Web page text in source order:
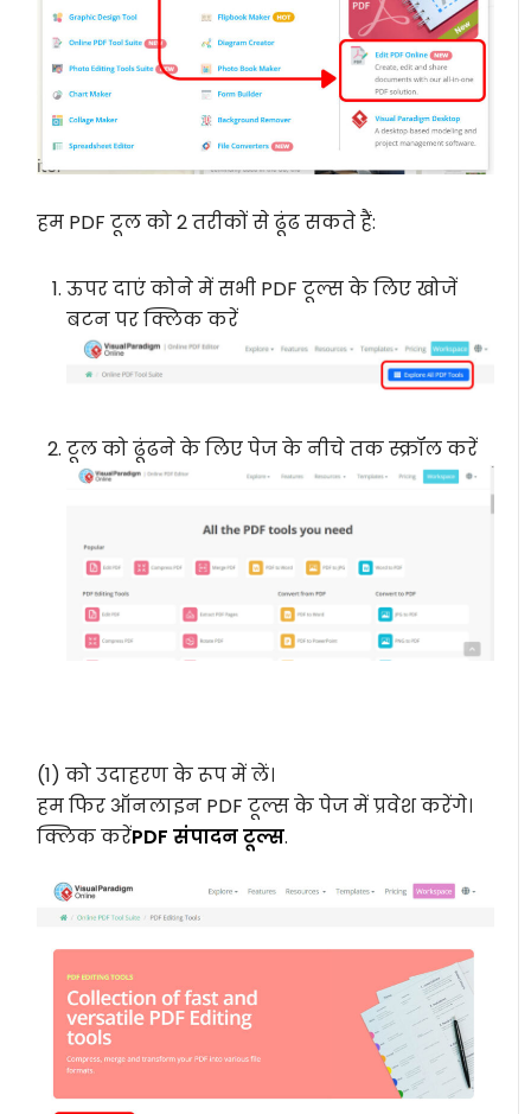
हम PDF टूल को 2 तरीकों से ढूंढ सकते हैं:
ऊपर दाएं कोने में सभी PDF टूल्स के लिए खोजें
बटन पर क्लिक करें
टूल को ढूंढने के लिए पेज के नीचे तक स्क्रॉल करें
(1) को उदाहरण के रूप में लें।
हम फिर ऑनलाइन PDF टूल्स के पेज में प्रवेश करेंगे।
क्लिक करेंPDF संपादन टूल्स.